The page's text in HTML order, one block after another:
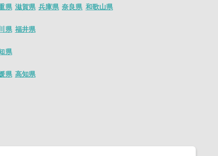
県 滋賀県 兵庫県 奈良県 和歌山県
県 福井県
県
県 高知県